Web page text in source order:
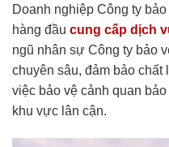
Doanh nghiệp Công ty
hàng đầu cung cấp dịch
ngũ nhân sự Công ty bảo
chuyên sâu, đảm bảo
việc bảo vệ cảnh quan
khu vực lân cận.